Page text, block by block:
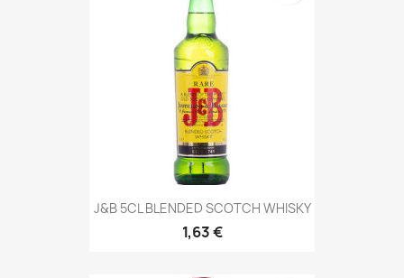
J&B 5CL BLENDED SCOTCH WHISKY
1,63 €